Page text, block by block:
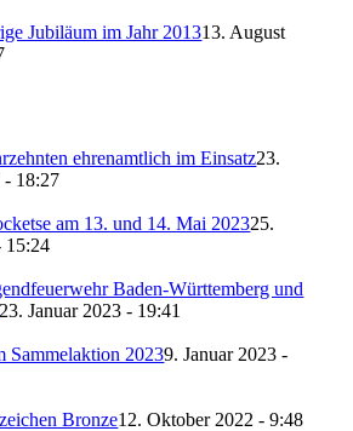
Jubiläum im Jahr 201313. August
ehrenamtlich im Einsatz23.
- 18:27
am 13. und 14. Mai 202325.
15:24
Baden-Württemberg und
23. Januar 2023 - 19:41
Sammelaktion 20239. Januar 2023 -
Bronze12. Oktober 2022 - 9:48